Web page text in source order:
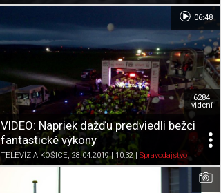
Pozrieť neskôr
K obľúbeným
Zdieľať
VIDEO: Napriek dažďu predviedli bežci
fantastické výkony
TELEVÍZIA KOŠICE, 28.04.2019 | 10:32| Spravodajstvo
6284
videní
06:48